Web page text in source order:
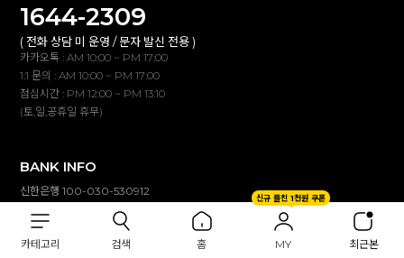
카테고리 검색 홈
신규 플친 1천원 쿠폰
MY 최근본
1644-2309
( 전화 상담 미 운영 / 문자 발신 전용 )
카카오톡 : AM 10:00 ~ PM 17:00
1:1 문의 : AM 10:00 ~ PM 17:00
점심시간 : PM 12:00 ~ PM 13:10
(토,일,공휴일 휴무)
BANK INFO
신한은행 100-030-530912
입금자명 불일치 시 자동 연동되지않습니다.
고객센터(카톡,1:1문의)로 확인해 주세요.